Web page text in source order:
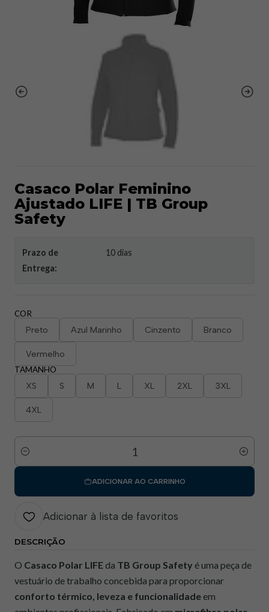
Casaco Polar Feminino
Ajustado LIFE | TB Group
Safety
Prazo de
Entrega:
10 dias
COR
Preto Azul Marinho Cinzento Branco
Vermelho
TAMANHO
XS S M L XL 2XL 3XL
4XL
Quantidade
ADICIONAR AO CARRINHO
Adicionar à lista de favoritos
DESCRIÇÃO
O Casaco Polar LIFE da TB Group Safety é uma peça de
vestuário de trabalho concebida para proporcionar
conforto térmico, leveza e funcionalidadeem